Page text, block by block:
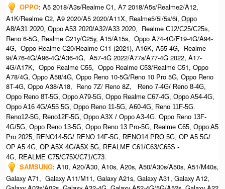
OPPO: A5 2018/A3s/Realme C1, A7 2018/A5s/Realme2/A12,
A1K/Realme C2, A9 2020/A5 2020/A11X, Realme5/5i/5s/6i, Oppo
A8/A31 2020, Oppo A53 2020/A32/A33 2020, Realme C12/C25/C25s,
Reno 6-5G, Realme C21y/C25y, A15/A15s, Oppo A74-4G/F19-4G/A94-
4G, Oppo Realme C20/Realme C11 (2021), A16K, A55-4G, Realme
9i/A76-4G/A96-4G/A36-4G, A57-4G 2022/A77s/A77-4G 2022, A17-
4G/A17K, Oppo Realme C55, Oppo Realme C53/Realme C51, Oppo
A78/4G, Oppo A58/4G, Oppo Reno 10-5G/Reno 10 Pro 5G, Oppo Reno
8T-4G, Oppo A38/A18, Reno 7Z/ Reno 8Z,
Reno 7-4G/ Reno 8-4G,
Oppo Reno 8T-5G, Oppo A79-5G, Oppo Realme C67-4G, Oppo A54-4G,
Oppo A16 4G/A55 5G, Oppo Reno 11-5G, A60-4G, Reno 11F-5G.
Reno12-5G, Reno12F-5G, Oppo A3X / Oppo A3-4G. Oppo Reno 13F-
4G/5G, Oppo Reno 13-5G, Oppo Reno 13 Pro-5G, Realme C65, Oppo A5
Pro 2025, RENO14-5G/ RENO 14F-5G, RENO14 PRO 5G, OP A5 5G/
OP A5 4G, OP A5X 4G/A5X 5G, REALME C61/C63/C65S -
4G, REALME C75/C75X/C71/C73.
SAMSUNG: A10, A20/A30, A10s, A20s, A50/A30s/A50s, A51/M40s,
Galaxy A71, Galaxy A11/M11, Galaxy A21s, Galaxy A31, Galaxy A12,